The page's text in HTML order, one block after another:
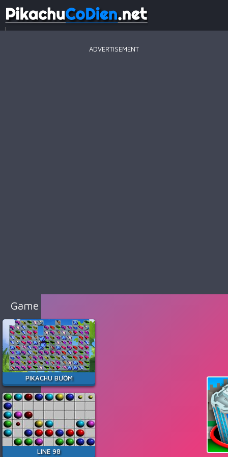
Game
Đua
Xe
Game
Minecraft
Game
Among
Us
Game
ADVERTISEMENT
Game Hay Nhất
PIKACHU BƯỚM
LINE 98